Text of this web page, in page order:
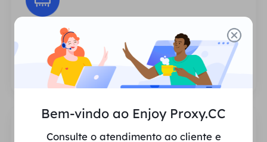
Sessões Ilimitadas
Não há limite para o número de usos ou
frequências de invocação dos proxies.
Bem-vindo ao Enjoy Proxy.CC
Consulte o atendimento ao cliente e